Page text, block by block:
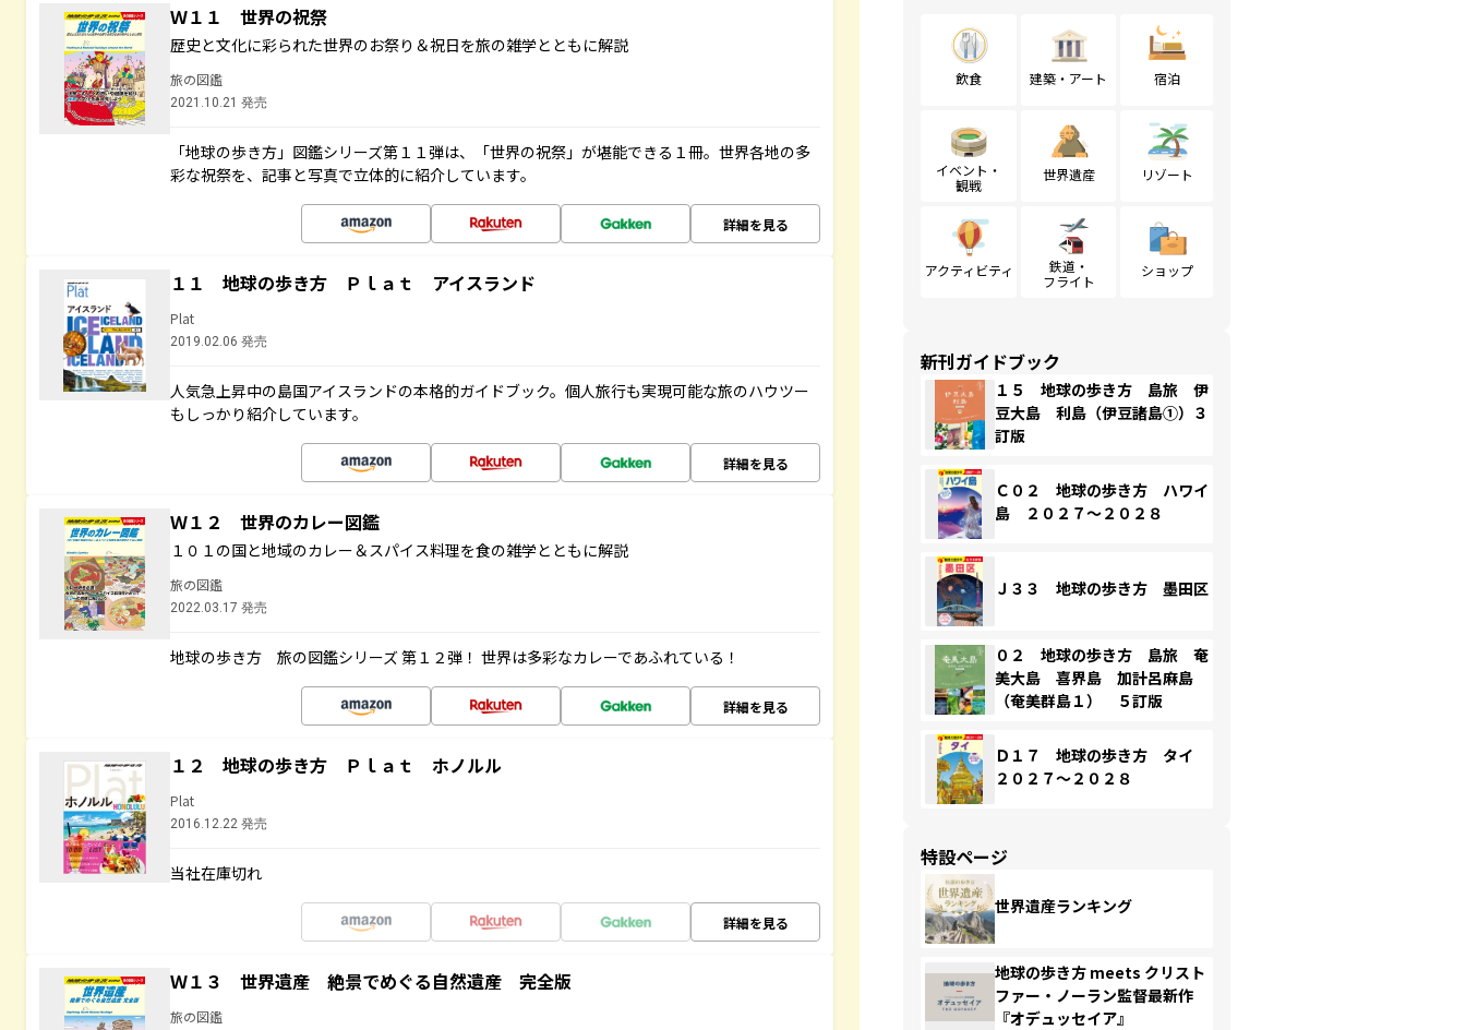
Ｗ１１ 世界の祝祭
歴史と文化に彩られた世界のお祭り＆祝日を旅の雑学とともに解説
旅の図鑑
2021.10.21 発売
「地球の歩き方」図鑑シリーズ第１１弾は、「世界の祝祭」が堪能できる１冊。世界各地の多
彩な祝祭を、記事と写真で立体的に紹介しています。
詳細を見る
１１ 地球の歩き方 Ｐｌａｔ アイスランド
Plat
2019.02.06 発売
人気急上昇中の島国アイスランドの本格的ガイドブック。個人旅行も実現可能な旅のハウツー
もしっかり紹介しています。
詳細を見る
Ｗ１２ 世界のカレー図鑑
１０１の国と地域のカレー＆スパイス料理を食の雑学とともに解説
旅の図鑑
2022.03.17 発売
地球の歩き方 旅の図鑑シリーズ 第１２弾！ 世界は多彩なカレーであふれている！
詳細を見る
１２ 地球の歩き方 Ｐｌａｔ ホノルル
Plat
2016.12.22 発売
当社在庫切れ
詳細を見る
Ｗ１３ 世界遺産 絶景でめぐる自然遺産 完全版
旅の図鑑
飲食 建築・アート 宿泊
イベント・
観戦
世界遺産 リゾート
アクティビティ
鉄道・
フライト
ショップ
新刊ガイドブック
１５ 地球の歩き方 島旅 伊
豆大島 利島（伊豆諸島①）３
訂版
Ｃ０２ 地球の歩き方 ハワイ
島 ２０２７～２０２８
Ｊ３３ 地球の歩き方 墨田区
０２ 地球の歩き方 島旅 奄
美大島 喜界島 加計呂麻島
（奄美群島１） ５訂版
Ｄ１７ 地球の歩き方 タイ
２０２７～２０２８
特設ページ
世界遺産ランキング
地球の歩き方 meets クリスト
ファー・ノーラン監督最新作
『オデュッセイア』